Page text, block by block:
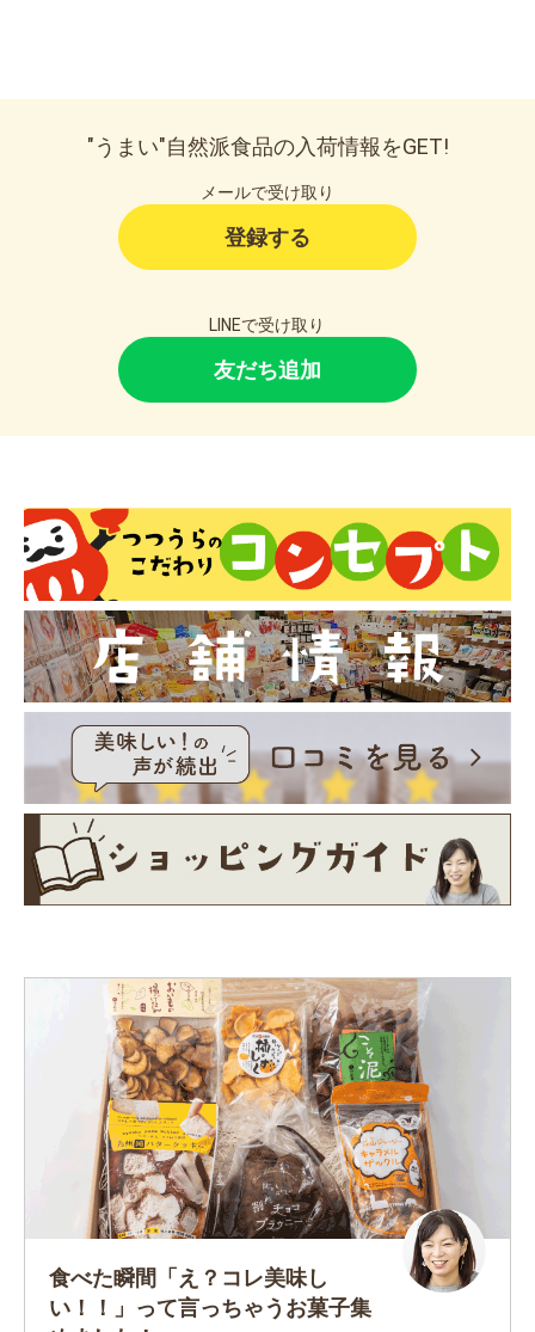
"うまい"自然派食品の入荷情報をGET!
メールで受け取り
登録する
LINEで受け取り
友だち追加
食べた瞬間「え？コレ美味し
い！！」って言っちゃうお菓子集